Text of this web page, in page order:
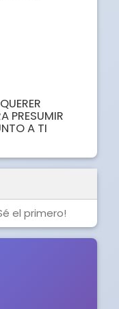
PRESUMIR
A TI
el primero!